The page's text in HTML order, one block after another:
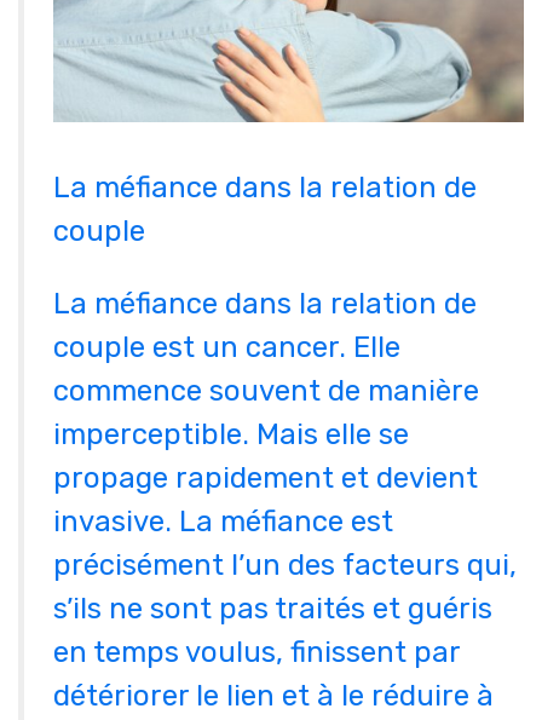
La méfiance dans la relation de
couple
La méfiance dans la relation de
couple est un cancer. Elle
commence souvent de manière
imperceptible. Mais elle se
propage rapidement et devient
invasive. La méfiance est
précisément l’un des facteurs qui,
s’ils ne sont pas traités et guéris
en temps voulus, finissent par
détériorer le lien et à le réduire à